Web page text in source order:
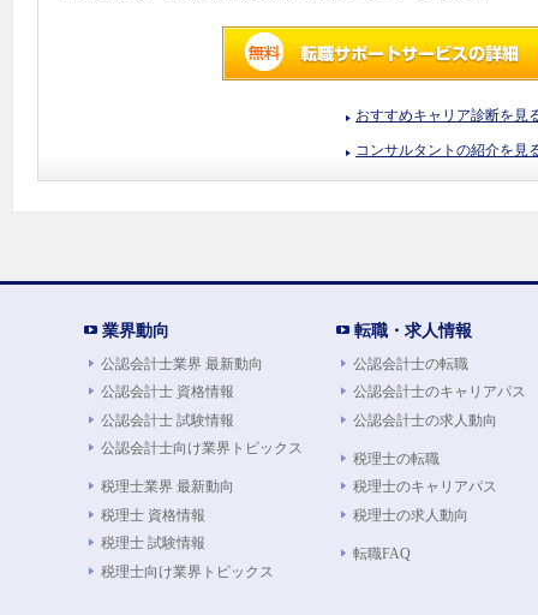
おすすめキャリア診断を見
コンサルタントの紹介を見
業界動向
公認会計士業界 最新動向
公認会計士 資格情報
公認会計士 試験情報
公認会計士向け業界トピックス
税理士業界 最新動向
税理士 資格情報
税理士 試験情報
税理士向け業界トピックス
転職・求人情報
公認会計士の転職
公認会計士のキャリアパス
公認会計士の求人動向
税理士の転職
税理士のキャリアパス
税理士の求人動向
転職FAQ